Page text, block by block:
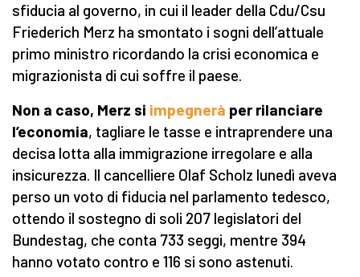
sfiducia al governo, in cui il leader della Cdu/Csu
Friederich Merz ha smontato i sogni dell’attuale
primo ministro ricordando la crisi economica e
migrazionista di cui soffre il paese.
Non a caso, Merz si impegnerà per rilanciare
l’economia, tagliare le tasse e intraprendere una
decisa lotta alla immigrazione irregolare e alla
insicurezza. Il cancelliere Olaf Scholz lunedì aveva
perso un voto di fiducia nel parlamento tedesco,
ottendo il sostegno di soli 207 legislatori del
Bundestag, che conta 733 seggi, mentre 394
hanno votato contro e 116 si sono astenuti.